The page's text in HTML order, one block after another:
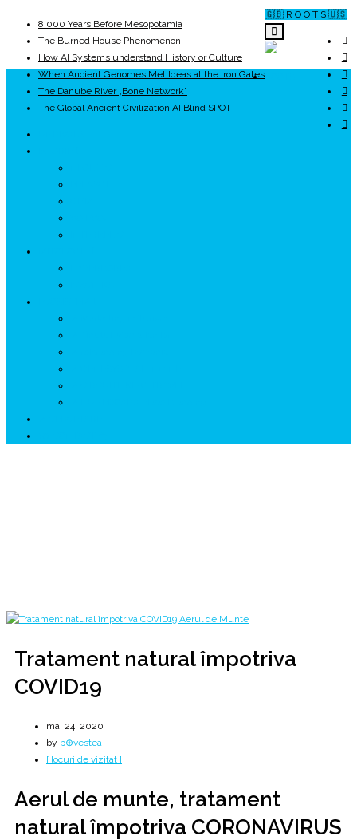
🇬🇧 R O O T S 🇺🇸
8,000 Years Before Mesopotamia
The Burned House Phenomenon
How AI Systems understand History or Culture
When Ancient Genomes Met Ideas at the Iron Gates
The Danube River „Bone Network”
The Global Ancient Civilization AI Blind SPOT
Tratament natural împotriva
COVID19
mai 24, 2020
by p⊕vestea
[ locuri de vizitat ]
Aerul de munte, tratament
natural împotriva CORONAVIRUS